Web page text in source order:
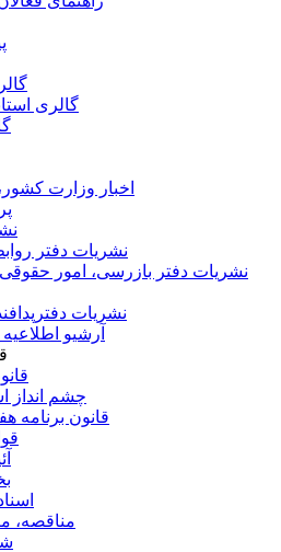
گالری
اخبار وزارت
نشریات دفتر
نشريات دفتر بازرسی، امور حقوقی
نشريات
آرشیو
چشم انداز
قانون برنامه
مناقصه،